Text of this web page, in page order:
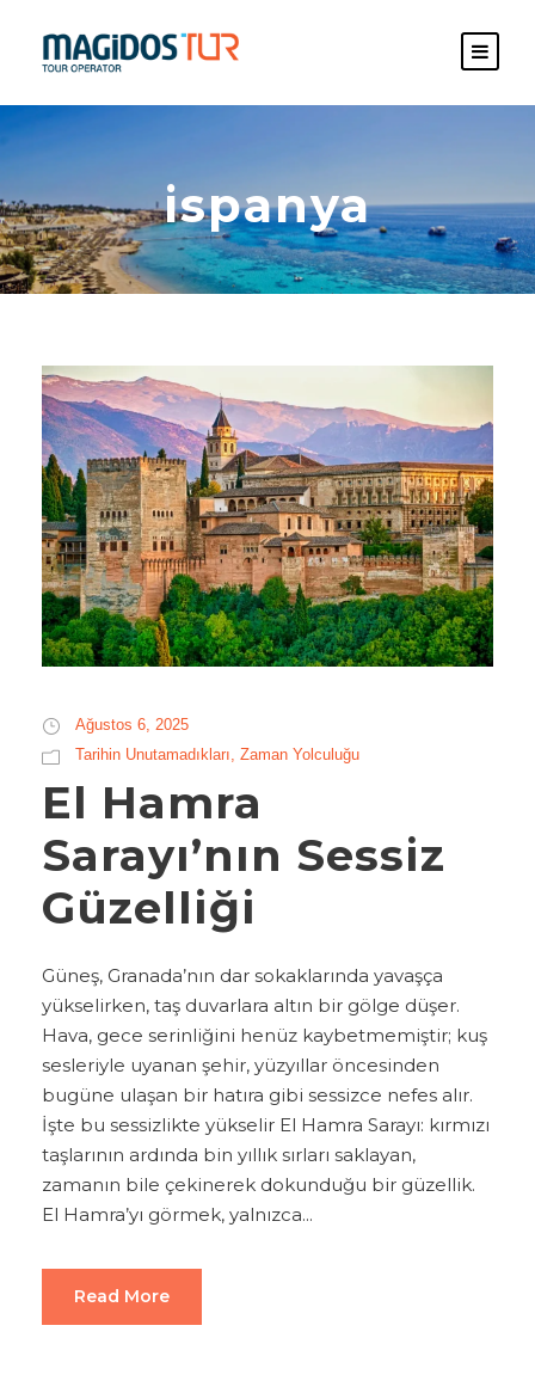
ispanya
Ağustos 6, 2025
Tarihin Unutamadıkları, Zaman Yolculuğu
El Hamra
Sarayı’nın Sessiz
Güzelliği
Güneş, Granada’nın dar sokaklarında yavaşça
yükselirken, taş duvarlara altın bir gölge düşer.
Hava, gece serinliğini henüz kaybetmemiştir; kuş
sesleriyle uyanan şehir, yüzyıllar öncesinden
bugüne ulaşan bir hatıra gibi sessizce nefes alır.
İşte bu sessizlikte yükselir El Hamra Sarayı: kırmızı
taşlarının ardında bin yıllık sırları saklayan,
zamanın bile çekinerek dokunduğu bir güzellik.
El Hamra’yı görmek, yalnızca...
Read More